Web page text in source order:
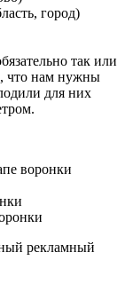
город)
так или
что нам нужны
для них
воронки
рекламный